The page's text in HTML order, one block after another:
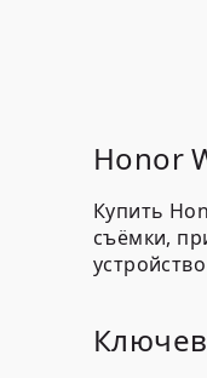
Honor
Купить
съёмки,